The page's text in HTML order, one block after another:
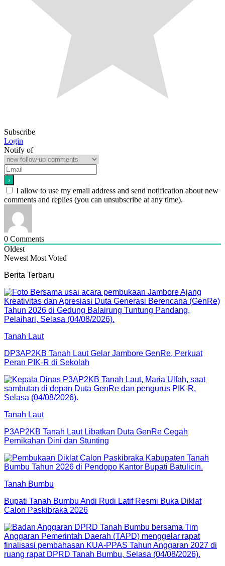
Subscribe
Login
Notify of
I allow to use my email address and send notification about new
comments and replies (you can unsubscribe at any time).
0 Comments
Oldest
Newest Most Voted
Berita Terbaru
Tanah Laut
DP3AP2KB Tanah Laut Gelar Jambore GenRe, Perkuat
Peran PIK-R di Sekolah
Tanah Laut
P3AP2KB Tanah Laut Libatkan Duta GenRe Cegah
Pernikahan Dini dan Stunting
Tanah Bumbu
Bupati Tanah Bumbu Andi Rudi Latif Resmi Buka Diklat
Calon Paskibraka 2026